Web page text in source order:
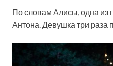
По словам Алисы, одна из
Антона. Девушка три раза